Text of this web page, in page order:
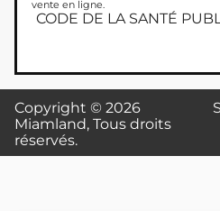
vente en ligne.
CODE DE LA SANTÉ
Copyright © 2026
Miamland, Tous droits
réservés.